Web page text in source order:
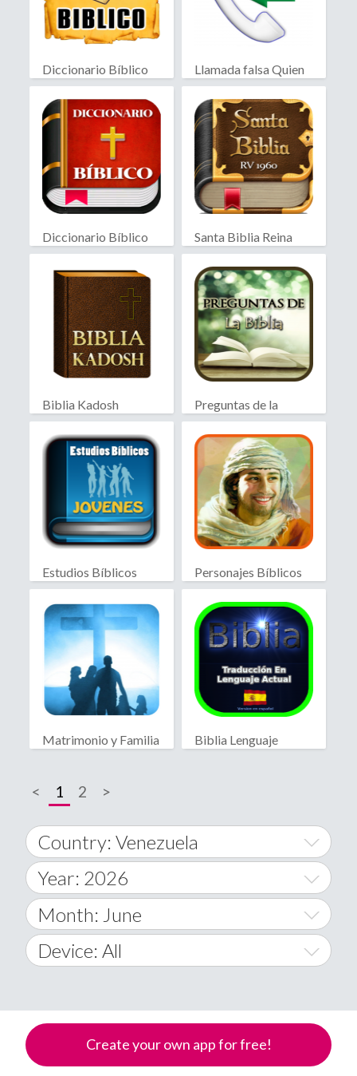
Diccionario Bíblico
Llamada falsa Quien
llama?
Diccionario Bíblico
Santa Biblia Reina
Valera
Biblia Kadosh
Israelita
Preguntas de la
Biblia
Estudios Bíblicos
Jóvenes
Personajes Bíblicos
Matrimonio y Familia
Biblia Lenguaje
< 1 2 >
Country: Venezuela
World Wide
A
Afghanistan
Åland Islands
A
Year: 2026
2014
2015
2017
Month: June
January
March
Device: All
Create your own app for free!